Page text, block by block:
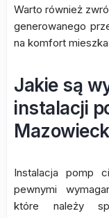
Warto również
generowanego
na komfort
Jakie są
instalacji
Instalacja pomp
pewnymi
które należy